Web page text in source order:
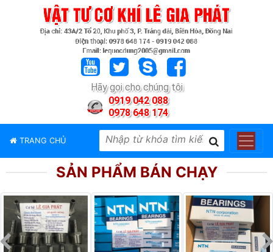
Hãy gọi cho chúng tôi
0919 042 088
0978 648 174
TRANG CHỦ
PHẨM
HIỆU
TỨC
LIÊN
HỆ
SẢN PHẨM BÁN CHẠY